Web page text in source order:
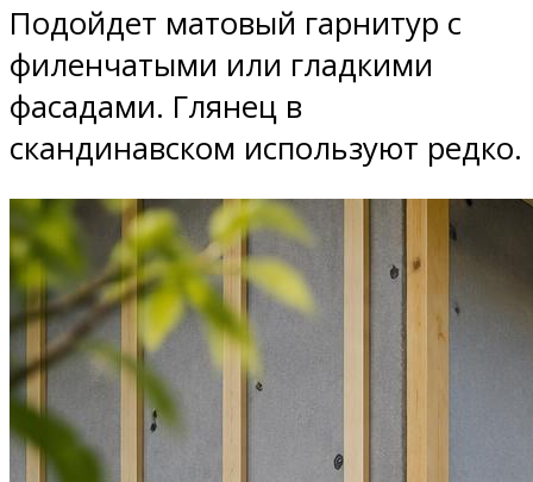
Подойдет матовый гарнитур с
филенчатыми или гладкими
фасадами. Глянец в
скандинавском используют редко.